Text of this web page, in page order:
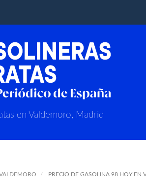
en Valdemoro, Madrid
PRECIO DE GASOLINA 98 HOY EN